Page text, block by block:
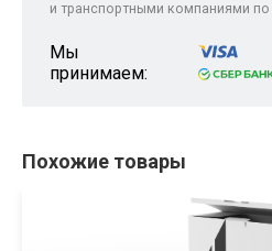
и транспортными компаниями
Мы
принимаем:
Похожие товары